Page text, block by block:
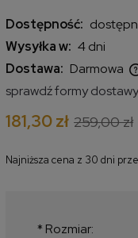
Dostępność:
Wysyłka w: 4 dni
Dostawa: Darmowa
Cena nie
sprawdź formy dostawy
181,30 zł 259,00 zł
Najniższa cena z 30 dni
* Rozmiar: